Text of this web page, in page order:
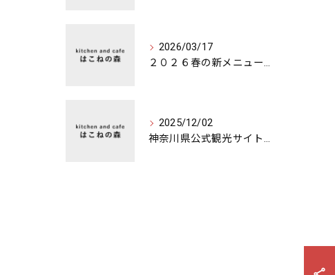
2026/03/17
２０２６春の新メニュー始めました
2025/12/02
神奈川県公式観光サイトに掲載されました